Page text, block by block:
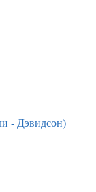
- Дэвидсон)